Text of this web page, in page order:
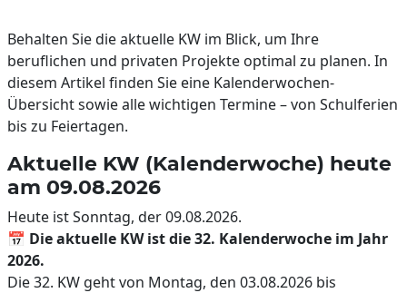
Behalten Sie die aktuelle KW im Blick, um Ihre
beruflichen und privaten Projekte optimal zu planen. In
diesem Artikel finden Sie eine Kalenderwochen-
Übersicht sowie alle wichtigen Termine – von Schulferien
bis zu Feiertagen.
Aktuelle KW (Kalenderwoche) heute
am 09.08.2026
Heute ist Sonntag, der 09.08.2026.
📅 Die aktuelle KW ist die 32. Kalenderwoche im Jahr
2026.
Die 32. KW geht von Montag, den 03.08.2026 bis